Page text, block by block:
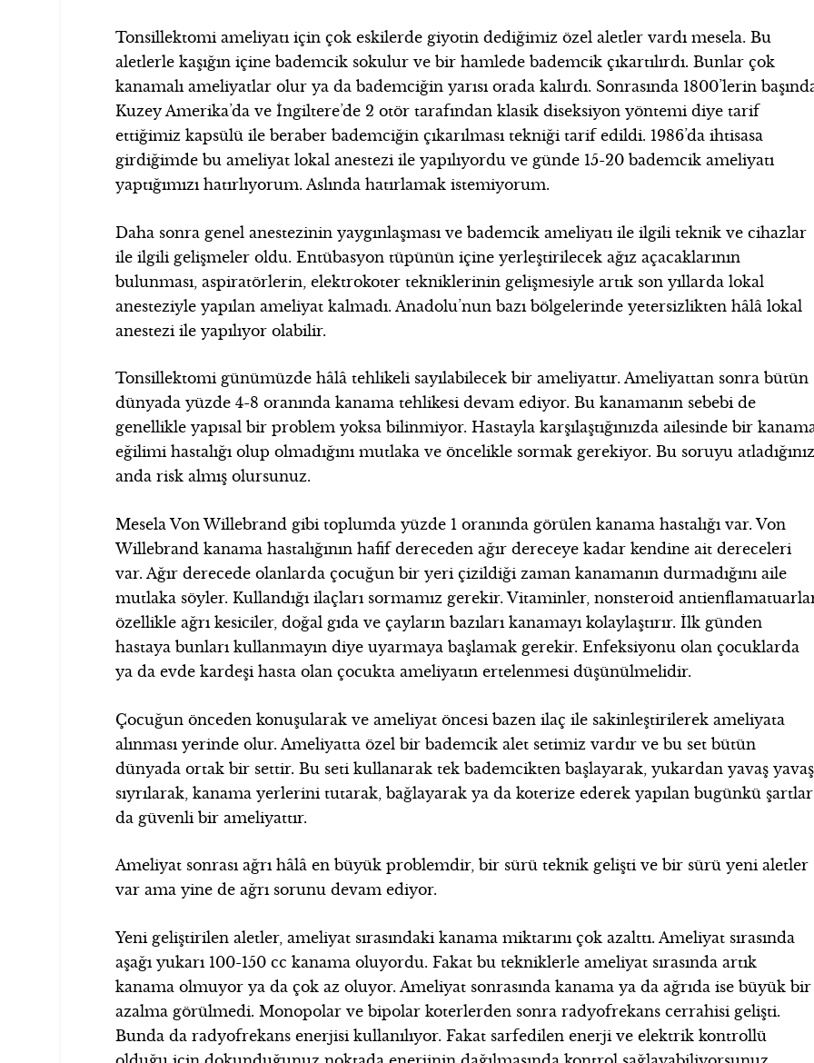
Tonsillektomi ameliyatı için çok eskilerde giyotin dediğimiz özel aletler vardı mesela. Bu
aletlerle kaşığın içine bademcik sokulur ve bir hamlede bademcik çıkartılırdı. Bunlar çok
kanamalı ameliyatlar olur ya da bademciğin yarısı orada kalırdı. Sonrasında 1800’lerin
Kuzey Amerika’da ve İngiltere’de 2 otör tarafından klasik diseksiyon yöntemi diye tarif
ettiğimiz kapsülü ile beraber bademciğin çıkarılması tekniği tarif edildi. 1986’da ihtisasa
girdiğimde bu ameliyat lokal anestezi ile yapılıyordu ve günde 15-20 bademcik ameliyatı
yaptığımızı hatırlıyorum. Aslında hatırlamak istemiyorum.
Daha sonra genel anestezinin yaygınlaşması ve bademcik ameliyatı ile ilgili teknik ve cihazlar
ile ilgili gelişmeler oldu. Entübasyon tüpünün içine yerleştirilecek ağız açacaklarının
bulunması, aspiratörlerin, elektrokoter tekniklerinin gelişmesiyle artık son yıllarda lokal
anesteziyle yapılan ameliyat kalmadı. Anadolu’nun bazı bölgelerinde yetersizlikten hâlâ lokal
anestezi ile yapılıyor olabilir.
Tonsillektomi günümüzde hâlâ tehlikeli sayılabilecek bir ameliyattır. Ameliyattan sonra bütün
dünyada yüzde 4-8 oranında kanama tehlikesi devam ediyor. Bu kanamanın sebebi de
genellikle yapısal bir problem yoksa bilinmiyor. Hastayla karşılaştığınızda ailesinde bir
eğilimi hastalığı olup olmadığını mutlaka ve öncelikle sormak gerekiyor. Bu soruyu
anda risk almış olursunuz.
Mesela Von Willebrand gibi toplumda yüzde 1 oranında görülen kanama hastalığı var. Von
Willebrand kanama hastalığının hafif dereceden ağır dereceye kadar kendine ait dereceleri
var. Ağır derecede olanlarda çocuğun bir yeri çizildiği zaman kanamanın durmadığını aile
mutlaka söyler. Kullandığı ilaçları sormamız gerekir. Vitaminler, nonsteroid
özellikle ağrı kesiciler, doğal gıda ve çayların bazıları kanamayı kolaylaştırır. İlk günden
hastaya bunları kullanmayın diye uyarmaya başlamak gerekir. Enfeksiyonu olan çocuklarda
ya da evde kardeşi hasta olan çocukta ameliyatın ertelenmesi düşünülmelidir.
Çocuğun önceden konuşularak ve ameliyat öncesi bazen ilaç ile sakinleştirilerek ameliyata
alınması yerinde olur. Ameliyatta özel bir bademcik alet setimiz vardır ve bu set bütün
dünyada ortak bir settir. Bu seti kullanarak tek bademcikten başlayarak, yukardan yavaş yavaş
sıyrılarak, kanama yerlerini tutarak, bağlayarak ya da koterize ederek yapılan bugünkü şartlar
da güvenli bir ameliyattır.
Ameliyat sonrası ağrı hâlâ en büyük problemdir, bir sürü teknik gelişti ve bir sürü yeni aletler
var ama yine de ağrı sorunu devam ediyor.
Yeni geliştirilen aletler, ameliyat sırasındaki kanama miktarını çok azalttı. Ameliyat sırasında
aşağı yukarı 100-150 cc kanama oluyordu. Fakat bu tekniklerle ameliyat sırasında artık
kanama olmuyor ya da çok az oluyor. Ameliyat sonrasında kanama ya da ağrıda ise büyük bir
azalma görülmedi. Monopolar ve bipolar koterlerden sonra radyofrekans cerrahisi gelişti.
Bunda da radyofrekans enerjisi kullanılıyor. Fakat sarfedilen enerji ve elektrik kontrollü